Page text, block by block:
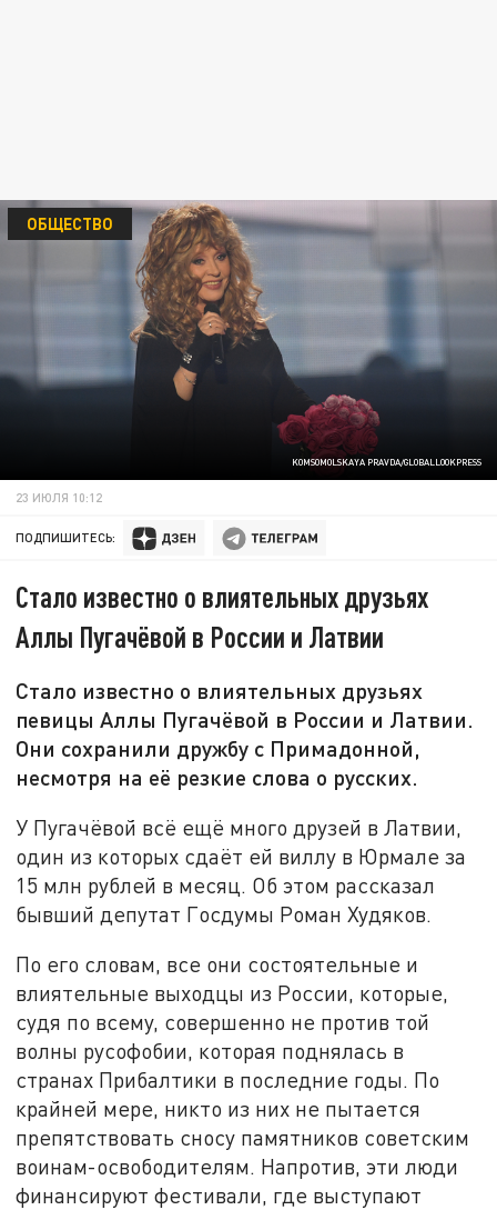
KOMSOMOLSKAYA PRAVDA/GLOBALLOOKPRESS
ОБЩЕСТВО
23 ИЮЛЯ 10:12
ПОДПИШИТЕСЬ:
Стало известно о влиятельных друзьях
Аллы Пугачёвой в России и Латвии
Стало известно о влиятельных друзьях
певицы Аллы Пугачёвой в России и Латвии.
Они сохранили дружбу с Примадонной,
несмотря на её резкие слова о русских.
У Пугачёвой всё ещё много друзей в Латвии,
один из которых сдаёт ей виллу в Юрмале за
15 млн рублей в месяц. Об этом рассказал
бывший депутат Госдумы Роман Худяков.
По его словам, все они состоятельные и
влиятельные выходцы из России, которые,
судя по всему, совершенно не против той
волны русофобии, которая поднялась в
странах Прибалтики в последние годы. По
крайней мере, никто из них не пытается
препятствовать сносу памятников советским
воинам-освободителям. Напротив, эти люди
финансируют фестивали, где выступают